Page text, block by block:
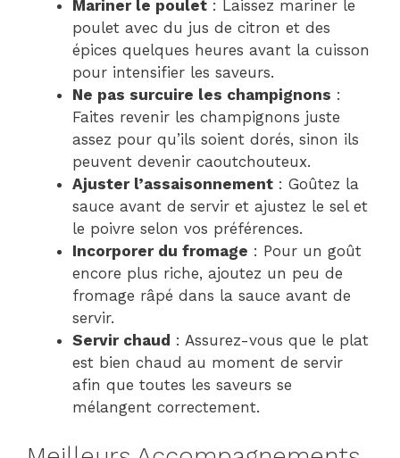
Mariner le poulet : Laissez mariner le
poulet avec du jus de citron et des
épices quelques heures avant la cuisson
pour intensifier les saveurs.
Ne pas surcuire les champignons :
Faites revenir les champignons juste
assez pour qu’ils soient dorés, sinon ils
peuvent devenir caoutchouteux.
Ajuster l’assaisonnement : Goûtez la
sauce avant de servir et ajustez le sel et
le poivre selon vos préférences.
Incorporer du fromage : Pour un goût
encore plus riche, ajoutez un peu de
fromage râpé dans la sauce avant de
servir.
Servir chaud : Assurez-vous que le plat
est bien chaud au moment de servir
afin que toutes les saveurs se
mélangent correctement.